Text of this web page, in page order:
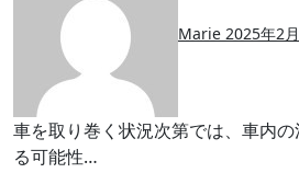
Marie 2025年2
車を取り巻く状況次第では、車内の清掃は査定額に影響す
る可能性…